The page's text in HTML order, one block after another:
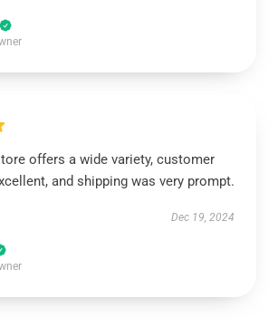
offers a wide variety, customer
and shipping was very prompt.
Dec 19, 2024